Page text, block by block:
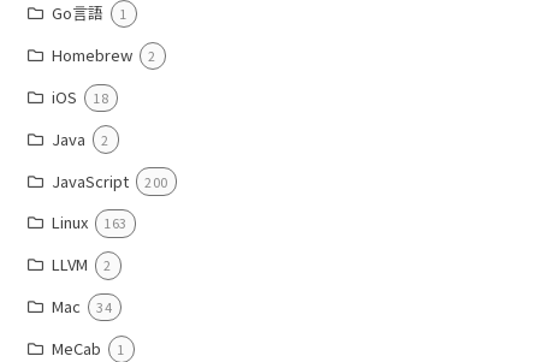
Go言語 1
Homebrew 2
iOS 18
Java 2
JavaScript 200
Linux 163
LLVM 2
Mac 34
MeCab 1